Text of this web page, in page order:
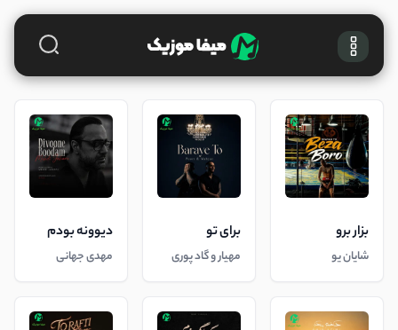
بزار برو
شایان یو
برای تو
مهیار و گاد پوری
دیوونه بودم
مهدی جهانی